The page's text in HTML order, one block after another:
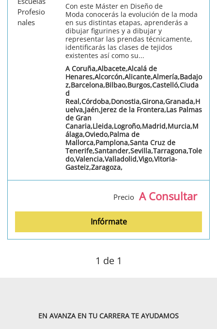
Con este Máster en Diseño de
Moda conocerás la evolución de la moda
en sus distintas etapas, aprenderás a
dibujar figurines y a dibujar y
representar las prendas técnicamente,
identificarás las clases de tejidos
existentes así como su...
A Coruña,Albacete,Alcalá de
Henares,Alcorcón,Alicante,Almería,Badajo
z,Barcelona,Bilbao,Burgos,Castelló,Ciuda
d
Real,Córdoba,Donostia,Girona,Granada,H
uelva,Jaén,Jerez de la Frontera,Las Palmas
de Gran
Canaria,Lleida,Logroño,Madrid,Murcia,M
álaga,Oviedo,Palma de
Mallorca,Pamplona,Santa Cruz de
Tenerife,Santander,Sevilla,Tarragona,Tole
do,Valencia,Valladolid,Vigo,Vitoria-
Gasteiz,Zaragoza,
Precio A Consultar
Infórmate
1 de 1
EN AVANZA EN TU CARRERA TE AYUDAMOS